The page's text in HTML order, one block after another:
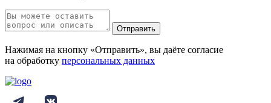
Отправить
Нажимая на кнопку «Отправить», вы даёте согласие
на обработку персональных данных